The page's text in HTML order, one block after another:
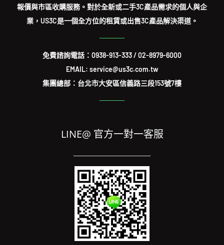
報價與市區收購服務。對於全新或二手3C產品需求的個人與企
業，US3C是一個全方位的租賃或出售3C產品解決渠道。
免費諮詢電話： 0938-913-333/02-8979-6000
EMAIL: service@us3c.com.tw
集團總部：台北市大安區信義路三段153號7樓
LINE@ 官方一對一客服